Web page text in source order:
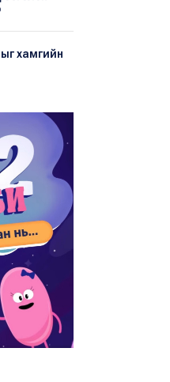
хамгийн